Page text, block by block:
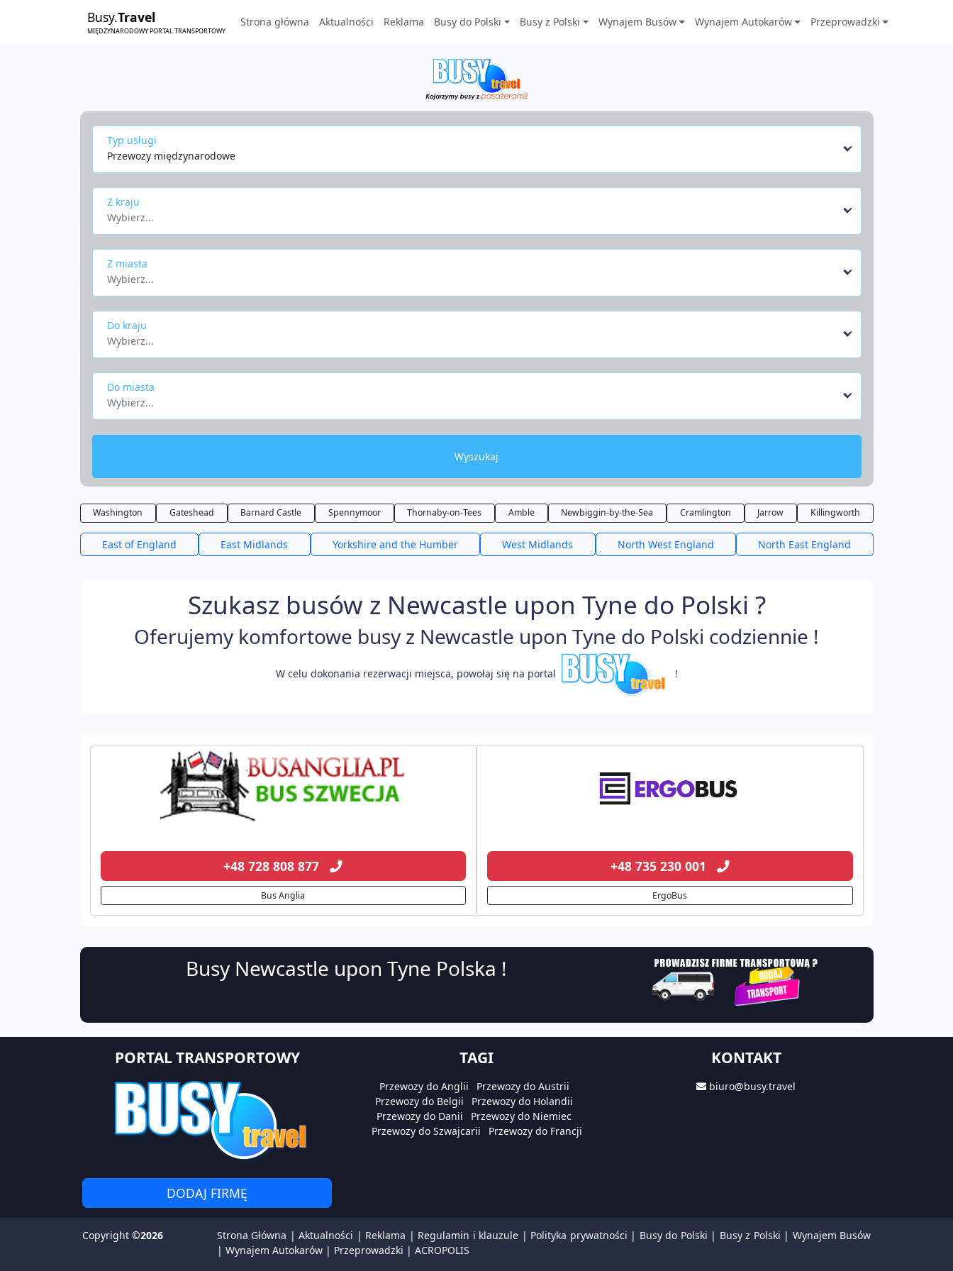
Busy.Travel
MIĘDZYNARODOWY PORTAL TRANSPORTOWY
Strona główna Aktualności Reklama Busy do Polski Busy z Polski Wynajem Busów Wynajem Autokarów Przeprowadzki
Typ usługi
Przewozy międzynarodowe
Z kraju
Wybierz...
Z miasta
Wybierz...
Do kraju
Wybierz...
Do miasta
Wybierz...
Wyszukaj
Washington Gateshead Barnard Castle Spennymoor Thornaby-on-Tees Amble Newbiggin-by-the-Sea Cramlington Jarrow Killingworth
East of England East Midlands Yorkshire and the Humber West Midlands North West England North East England
Szukasz busów z Newcastle upon Tyne do Polski ?
Oferujemy komfortowe busy z Newcastle upon Tyne do Polski codziennie !
W celu dokonania rezerwacji miejsca, powołaj się na portal !
+48 728 808 877
Bus Anglia
+48 735 230 001
ErgoBus
Busy Newcastle upon Tyne Polska !
PORTAL TRANSPORTOWY
DODAJ FIRMĘ
TAGI
Przewozy do Anglii
Przewozy do Austrii
Przewozy do Belgii
Przewozy do Holandii
Przewozy do Danii
Przewozy do Niemiec
Przewozy do Szwajcarii
Przewozy do Francji
KONTAKT
biuro@busy.travel
Copyright ©2026 Strona Główna |Aktualności | Reklama | Regulamin i klauzule | Polityka prywatności | Busy do Polski | Busy z Polski | Wynajem Busów
| Wynajem Autokarów | Przeprowadzki | ACROPOLIS